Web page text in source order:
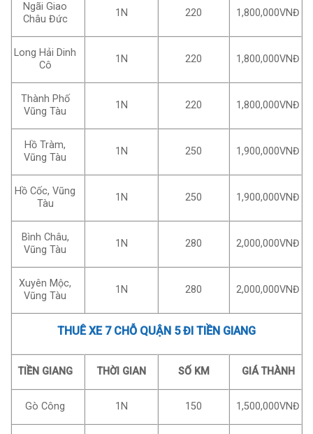
Ngãi Giao
Châu Đức
1N 220 1,800,000VNĐ
Long Hải Dinh
Cô
1N 220 1,800,000VNĐ
Thành Phố
Vũng Tàu
1N 220 1,800,000VNĐ
Hồ Tràm,
Vũng Tàu
1N 250 1,900,000VNĐ
Hồ Cốc, Vũng
Tàu
1N 250 1,900,000VNĐ
Bình Châu,
Vũng Tàu
1N 280 2,000,000VNĐ
Xuyên Mộc,
Vũng Tàu
1N 280 2,000,000VNĐ
THUÊ XE 7 CHỖ QUẬN 5 ĐI TIỀN GIANG
TIỀN GIANG THỜI GIAN SỐ KM GIÁ THÀNH
Gò Công 1N 150 1,500,000VNĐ